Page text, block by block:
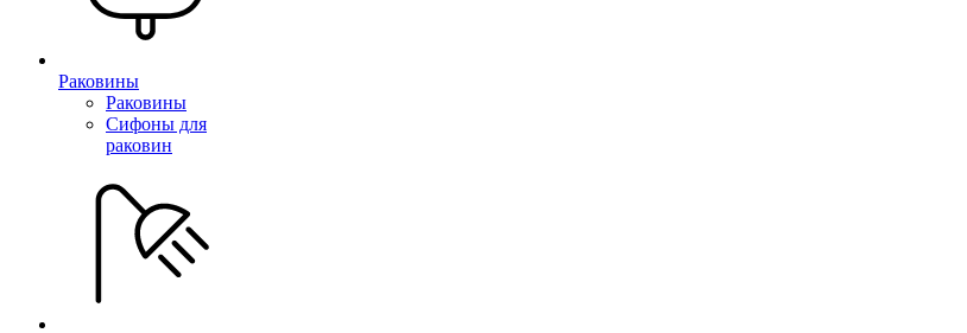
Раковины
Раковины
Сифоны для
раковин